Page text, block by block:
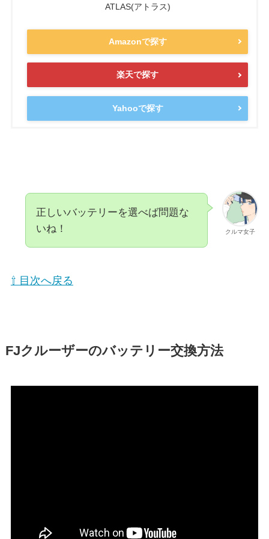
ATLAS(アトラス)
Amazonで探す
楽天で探す
Yahooで探す
クルマ女子
正しいバッテリーを選べば問題な
いね！
⇧ 目次へ戻る
FJクルーザーのバッテリー交換方法